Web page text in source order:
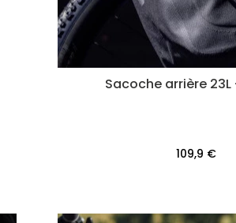
Sacoche arrière
109,9 €